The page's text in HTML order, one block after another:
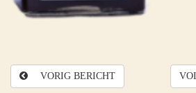
VORIG BERICHT